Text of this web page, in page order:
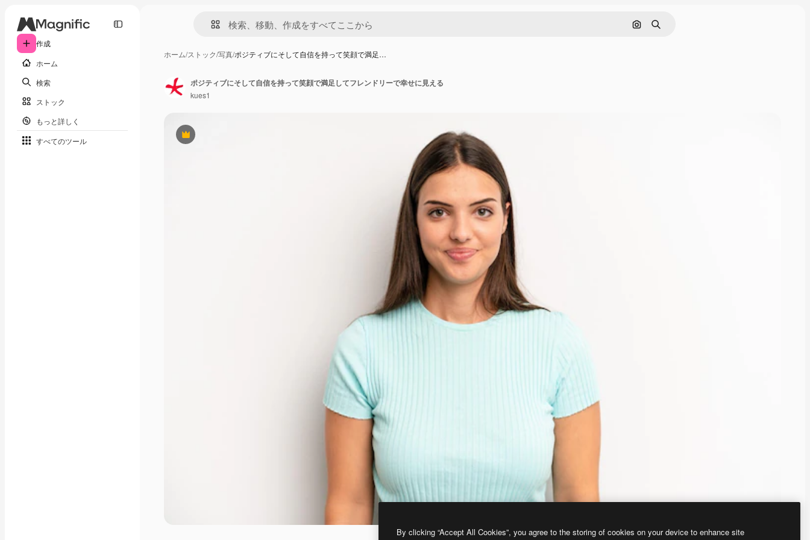
作成
ホーム
検索
ストック
もっと詳しく
すべてのツール
画像で検索
検索
ホーム/ストック/写真/ポジティブにそして自信を持って笑顔で満足…
Premium
ポジティブにそして自信を持って笑顔で満足してフレンドリーで幸せに見える
kues1
By clicking “Accept All Cookies”, you agree to the storing of cookies on your device to enhance site